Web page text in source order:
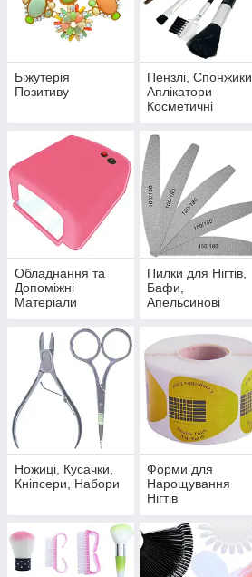
Біжутерія
Позитиву
Пензлі, Спонжики,
Аплікатори
Косметичні
Обладнання та
Допоміжні
Матеріали
Пилки для Нігтів,
Бафи,
Апельсинові
Ножиці, Кусачки,
Кніпсери, Набори
Форми для
Нарощування
Нігтів